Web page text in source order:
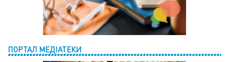
ПОРТАЛ МЕДІАТЕКИ